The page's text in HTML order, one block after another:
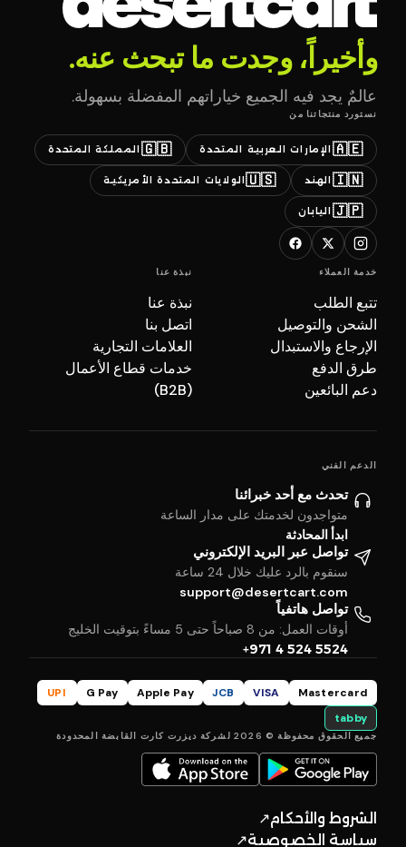
وأخيراً، وجدت ما تبحث عنه.
عالمٌ يجد فيه الجميع خياراتهم المفضلة بسهولة.
نستورد منتجاتنا من
🇦🇪 الإمارات العربية المتحدة 🇬🇧 المملكة المتحدة
🇮🇳 الهند 🇺🇸الولايات المتحدة الأمريكية
🇯🇵 اليابان
خدمة العملاء
تتبع الطلب
الشحن والتوصيل
الإرجاع والاستبدال
طرق الدفع
دعم البائعين
نبذة عنا
نبذة عنا
اتصل بنا
العلامات التجارية
خدمات قطاع الأعمال
(B2B)
الدعم الفني
تحدث مع أحد خبرائنا
متواجدون لخدمتك على مدار الساعة
ابدأ المحادثة
تواصل عبر البريد الإلكتروني
سنقوم بالرد عليك خلال 24 ساعة
support@desertcart.com
تواصل هاتفياً
أوقات العمل: من 8 صباحاً حتى 5 مساءً بتوقيت الخليج
+971 4 524 5524
Mastercard
VISA
JCB
Apple Pay
G Pay
UPI
tabby
جميع الحقوق محفوظة © 2026 لشركة ديزرت كارت القابضة المحدودة
الشروط والأحكام↗
سياسة الخصوصية↗